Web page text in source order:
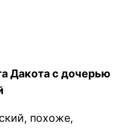
Дакота с дочерью
похоже,